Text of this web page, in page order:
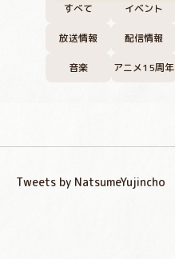
すべて イベント
放送情報 配信情報
音楽 アニメ15周年
Tweets by NatsumeYujincho